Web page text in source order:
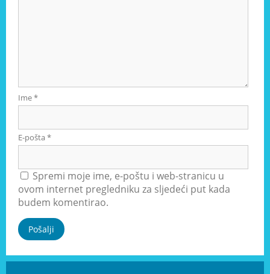
Ime*
E-pošta*
Spremi moje ime, e-poštu i web-stranicu u
ovom internet pregledniku za sljedeći put kada
budem komentirao.